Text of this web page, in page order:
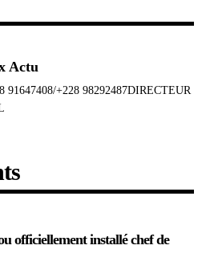
Actu
91647408/+228 98292487DIRECTEUR
officiellement installé chef de